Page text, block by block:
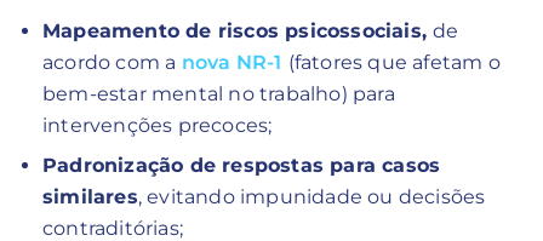
Mapeamento de riscos psicossociais,de
acordo com a nova NR-1 (fatores que afetam o
bem-estar mental no trabalho) para
intervenções precoces;
Padronização de respostas para casos
similares, evitando impunidade ou decisões
contraditórias;